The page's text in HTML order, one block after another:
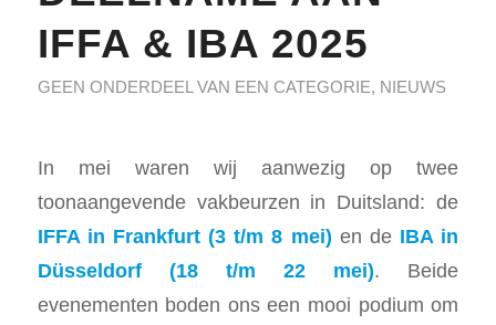
IFFA & IBA 2025
GEEN ONDERDEEL VAN EEN CATEGORIE, NIEUWS
In mei waren wij aanwezig op twee
toonaangevende vakbeurzen in Duitsland: de
IFFA in Frankfurt (3 t/m 8 mei) en de IBA in
Düsseldorf (18 t/m 22 mei). Beide
evenementen boden ons een mooi podium om